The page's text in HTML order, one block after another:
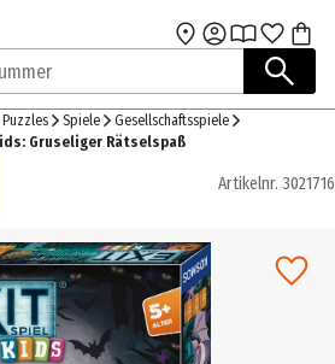
Zum Hauptinhalt
Spiele
Gesellschaftsspiele
Gruseliger Rätselspaß
Artikelnr. 3021716